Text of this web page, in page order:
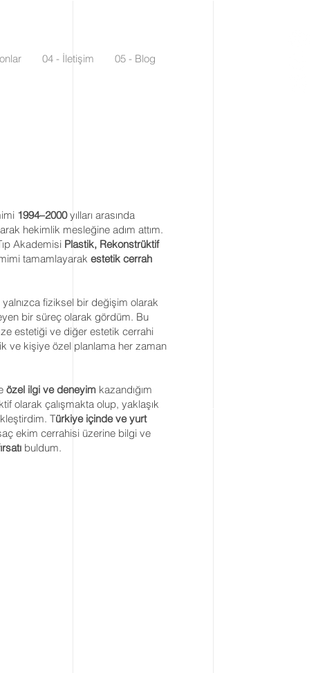
04 - İletişim 05 - Blog
1994–2000yılları arasında
hekimlik mesleğine adım attım.
Akademisi Plastik, Rekonstrüktif
tamamlayarak estetik cerrah
fiziksel bir değişim olarak
bir süreç olarak gördüm. Bu
estetiği ve diğer estetik cerrahi
ve kişiye özel planlama her zaman
özel ilgi ve deneyim kazandığım
olarak çalışmakta olup, yaklaşık
Türkiye içinde ve yurt
ekim cerrahisi üzerine bilgi ve
buldum.